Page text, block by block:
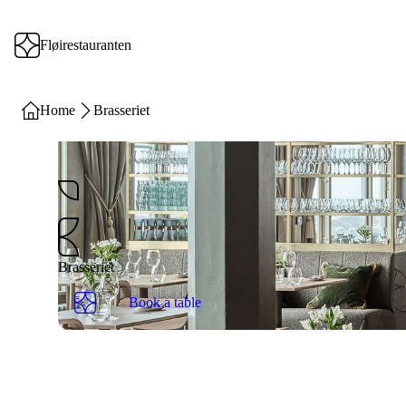
Fløirestauranten
Home Brasseriet
Brasseriet
Book a table